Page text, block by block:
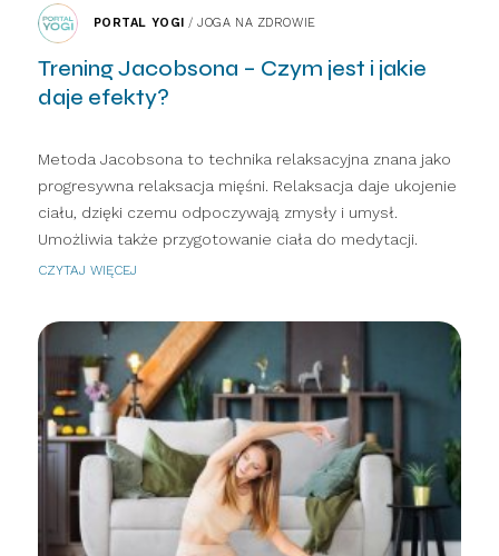
PORTAL YOGI /JOGA NA ZDROWIE
Trening Jacobsona – Czym jest i jakie
daje efekty?
Metoda Jacobsona to technika relaksacyjna znana jako
progresywna relaksacja mięśni. Relaksacja daje ukojenie
ciału, dzięki czemu odpoczywają zmysły i umysł.
Umożliwia także przygotowanie ciała do medytacji.
CZYTAJ WIĘCEJ